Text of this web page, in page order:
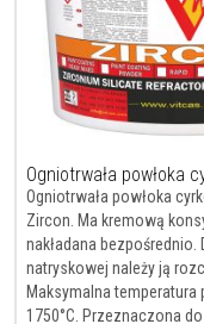
Ogniotrwała powłoka
Ogniotrwała powłoka
Zircon. Ma kremową
nakładana bezpośrednio.
natryskowej należy ją
Maksymalna temperatura
1750°C. Przeznaczona